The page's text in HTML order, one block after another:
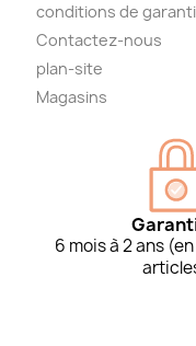
conditions de
Contactez-nous
plan-site
Magasins
6 mois à 2 ans